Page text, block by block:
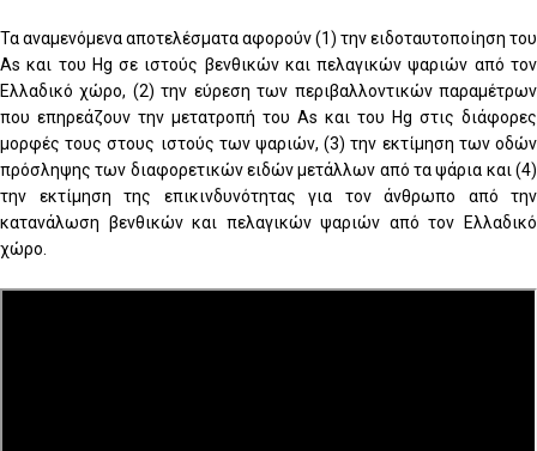
Τα αναμενόμενα αποτελέσματα αφορούν (1) την ειδοταυτοποίηση του
As και του Hg σε ιστούς βενθικών και πελαγικών ψαριών από τον
Ελλαδικό χώρο, (2) την εύρεση των περιβαλλοντικών παραμέτρων
που επηρεάζουν την μετατροπή του As και του Hg στις διάφορες
μορφές τους στους ιστούς των ψαριών, (3) την εκτίμηση των οδών
πρόσληψης των διαφορετικών ειδών μετάλλων από τα ψάρια και (4)
την εκτίμηση της επικινδυνότητας για τον άνθρωπο από την
κατανάλωση βενθικών και πελαγικών ψαριών από τον Ελλαδικό
χώρο.